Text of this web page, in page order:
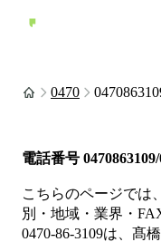
0470
電話番号
こちらのページでは、
別・地域・業界・
0470-86-3109は、 髙